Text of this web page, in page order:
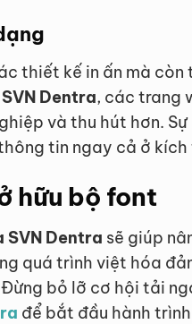
thiết kế in ấn mà
Dentra, các trang
và thu hút hơn.
tin ngay cả ở kích
hữu bộ font
SVN Dentra sẽ giúp
quá trình việt hóa
bỏ lỡ cơ hội tải
để bắt đầu hành